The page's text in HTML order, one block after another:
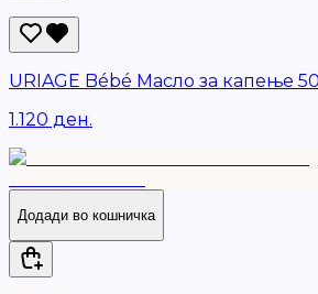
URIAGE Bébé Масло за капење
1.120 ден.
Додади во кошничка